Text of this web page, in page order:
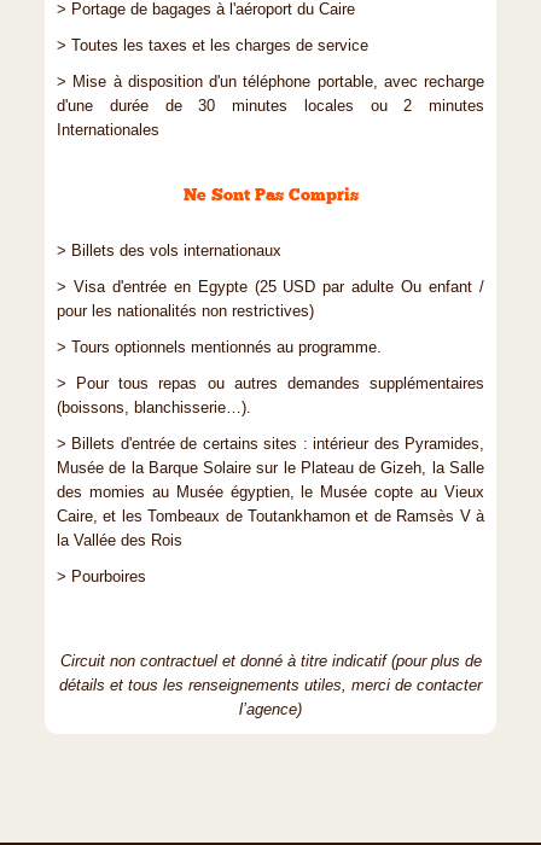
> Portage de bagages à l'aéroport du Caire
> Toutes les taxes et les charges de service
> Mise à disposition d'un téléphone portable, avec recharge
d'une durée de 30 minutes locales ou 2 minutes
Internationales
Ne Sont Pas Compris
> Billets des vols internationaux
> Visa d'entrée en Egypte (25 USD par adulte Ou enfant /
pour les nationalités non restrictives)
> Tours optionnels mentionnés au programme.
> Pour tous repas ou autres demandes supplémentaires
(boissons, blanchisserie…).
> Billets d'entrée de certains sites : intérieur des Pyramides,
Musée de la Barque Solaire sur le Plateau de Gizeh, la Salle
des momies au Musée égyptien, le Musée copte au Vieux
Caire, et les Tombeaux de Toutankhamon et de Ramsès V à
la Vallée des Rois
> Pourboires
Circuit non contractuel et donné à titre indicatif (pour plus de
détails et tous les renseignements utiles, merci de contacter
l’agence)